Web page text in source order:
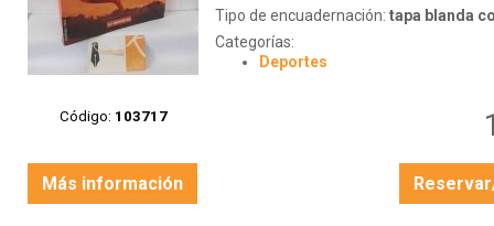
Código: 103717
Tipo de encuadernación: tapa blanda
Categorías:
Deportes
Más información